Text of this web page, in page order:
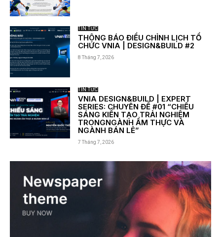
TIN TỨC
THÔNG BÁO ĐIỀU CHỈNH LỊCH TỔ
CHỨC VNIA | DESIGN&BUILD #2
8 Tháng 7, 2026
TIN TỨC
VNIA DESIGN&BUILD | EXPERT
SERIES: CHUYÊN ĐỀ #01 “CHIẾU
SÁNG KIẾN TẠO TRẢI NGHIỆM
TRONGNGÀNH ẨM THỰC VÀ
NGÀNH BÁN LẺ”
7 Tháng 7, 2026